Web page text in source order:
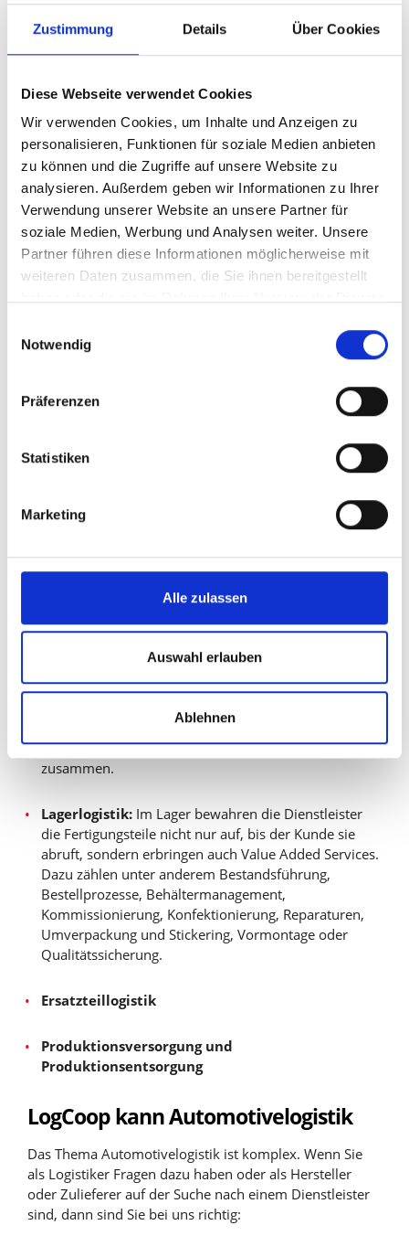
Zustimmung Details Über Cookies
Diese Webseite verwendet Cookies
Wir verwenden Cookies, um Inhalte und Anzeigen zu
personalisieren, Funktionen für soziale Medien anbieten
zu können und die Zugriffe auf unsere Website zu
analysieren. Außerdem geben wir Informationen zu Ihrer
Verwendung unserer Website an unsere Partner für
soziale Medien, Werbung und Analysen weiter. Unsere
Partner führen diese Informationen möglicherweise mit
weiteren Daten zusammen, die Sie ihnen bereitgestellt
Notwendig
Präferenzen
Statistiken
Marketing
Alle zulassen
Auswahl erlauben
Ablehnen
er nicht alle Varianten jederzeit vorrätig haben muss.
Dienstleistungen für die
sind jedoch nicht auf die Produktionsversorgung
beschränkt.
Im Gegenteil: In dieser Sparte ist die
Dienstleistungspalette besonders groß. Zudem sind
Logistikdienstleister teilweise tief in die
Wertschöpfungskette der Fahrzeugher-steller und -
zulieferer eingebunden, weshalb sie oft als „verlängerte
Werkbank“ der Automobilindustrie gelten.
Die nachfolgende Liste zeigt eine Reihe an
Dienstleistungen, die Herstel-ler und Zulieferer aus der
Branche häufig bei Logistikern anfragen.
beschaffen für ihre Kunden Komponenten für die
Außenspiegel oder Cockpitelemente sein.
Transportlogistik:
Ersatzteile vom Zulieferer zum Hersteller, Bauteile
Transportabwicklung. Bei Bedarf erledigen sie für ihre
Auftraggeber auch alle Formalitäten, beispielsweise
beispielsweise auch dabei, Importzölle zu minimieren.
Dazu zerlegen sie etwa Fahrzeuge entsprechend der
in Einzelteile, verpacken diese, bringen sie an ihren
Bestimmungsort und setzen sie dort wieder
zusammen.
Lagerlogistik: Im Lager bewahren die Dienstleister
die Fertigungsteile nicht nur auf, bis der Kunde sie
abruft, sondern erbringen auch Value Added Services.
Dazu zählen unter anderem Bestandsführung,
Bestellprozesse, Behältermanagement,
Kommissionierung, Konfektionierung, Reparaturen,
Umverpackung und Stickering, Vormontage oder
Qualitätssicherung.
Ersatzteillogistik
Produktionsversorgung und
Produktionsentsorgung
LogCoop kann Automotivelogistik
Das Thema Automotivelogistik ist komplex. Wenn Sie
als Logistiker Fragen dazu haben oder als Hersteller
oder Zulieferer auf der Suche nach einem Dienstleister
sind, dann sind Sie bei uns richtig: